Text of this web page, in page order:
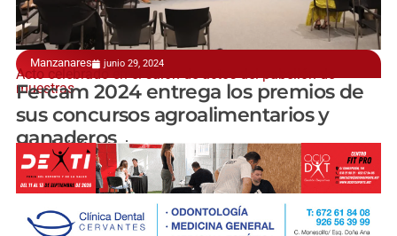
Manzanares junio 29, 2024
Acto celebrado en el salón de actos del pabellón de
muestras
Fercam 2024 entrega los premios de
sus concursos agroalimentarios y
ganaderos
manchainformacion.com